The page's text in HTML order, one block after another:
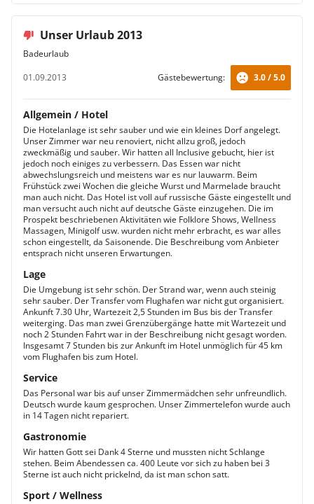
Unser Urlaub 2013
Badeurlaub
01.09.2013
Gästebewertung: 3.0 / 5.0
Allgemein / Hotel
Die Hotelanlage ist sehr sauber und wie ein kleines Dorf angelegt.
Unser Zimmer war neu renoviert, nicht allzu groß, jedoch
zweckmäßig und sauber. Wir hatten all Inclusive gebucht, hier ist
jedoch noch einiges zu verbessern. Das Essen war nicht
abwechslungsreich und meistens war es nur lauwarm. Beim
Frühstück zwei Wochen die gleiche Wurst und Marmelade braucht
man auch nicht. Das Hotel ist voll auf russische Gäste eingestellt und
man versucht auch nicht auf deutsche Gäste einzugehen. Die im
Prospekt beschriebenen Aktivitäten wie Folklore Shows, Wellness
Massagen, Minigolf usw. wurden nicht mehr erbracht, es war alles
schon eingestellt, da Saisonende. Die Beschreibung vom Anbieter
entsprach nicht unseren Erwartungen.
Lage
Die Umgebung ist sehr schön. Der Strand war, wenn auch steinig
sehr sauber. Der Transfer vom Flughafen war nicht gut organisiert.
Ankunft 7.30 Uhr, Wartezeit 2,5 Stunden im Bus bis der Transfer
weiterging. Das man zwei Grenzübergänge hatte mit Wartezeit und
noch 2 Stunden Fahrt war in der Beschreibung nicht gesagt worden.
Insgesamt 7 Stunden bis zur Ankunft im Hotel unmöglich für 45 km
vom Flughafen bis zum Hotel.
Service
Das Personal war bis auf unser Zimmermädchen sehr unfreundlich.
Deutsch wurde kaum gesprochen. Unser Zimmertelefon wurde auch
in 14 Tagen nicht repariert.
Gastronomie
Wir hatten Gott sei Dank 4 Sterne und mussten nicht Schlange
stehen. Beim Abendessen ca. 400 Leute vor sich zu haben bei 3
Sterne ist auch nicht prickelnd, da ist man schon satt.
Sport / Wellness